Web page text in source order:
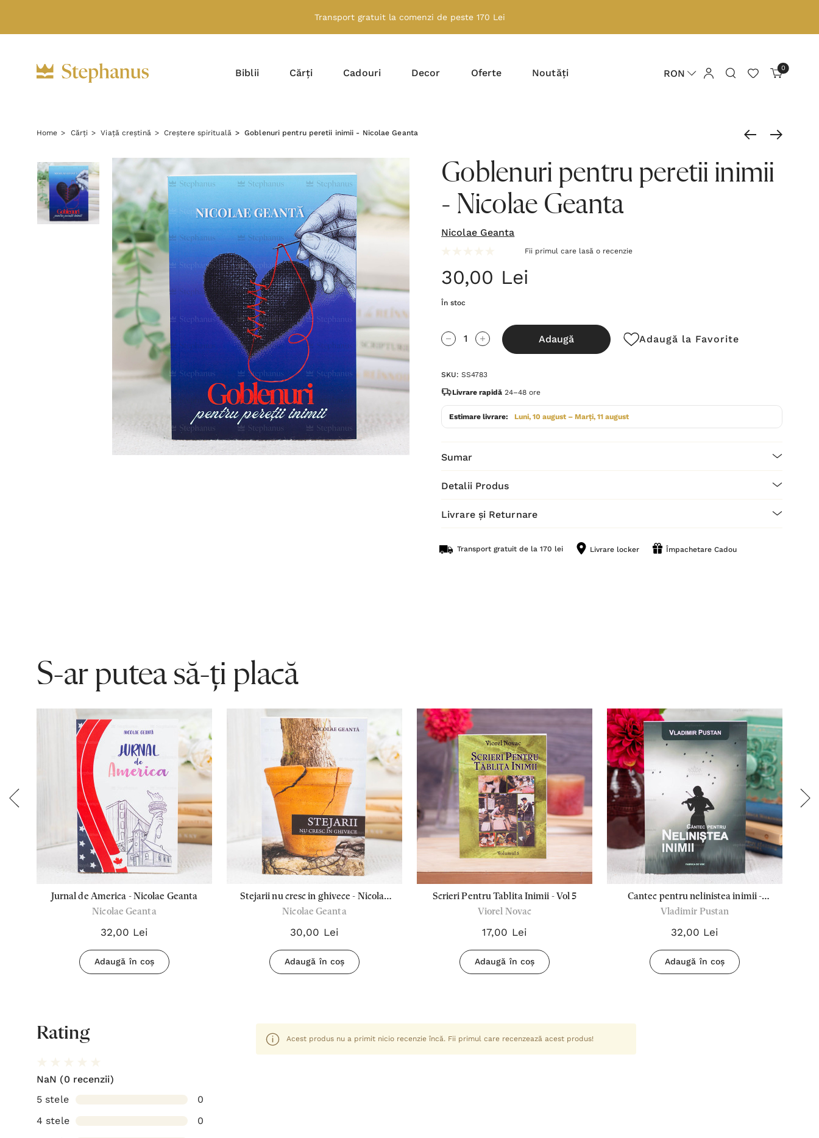
Transport gratuit la comenzi de peste 170 Lei
Biblii Cărți Cadouri Decor Oferte Noutăți RON 0
Home Cărți Viață creștină Creștere spirituală Goblenuri pentru peretii inimii - Nicolae Geanta
Goblenuri pentru peretii inimii
- Nicolae Geanta
Nicolae Geanta
Fii primul care lasă o recenzie
30,00 Lei
În stoc
Grăbește-
te!
curent
este:
Cantitate scăzută:Cantitate Crescută:
Adaugă Adaugă la Favorite
SKU: SS4783
Livrare rapidă 24–48 ore
Estimare livrare: Luni, 10 august – Marți, 11 august
Sumar
Detalii Produs
Livrare și Returnare
Transport gratuit de la 170 lei Livrare locker Împachetare Cadou
S-ar putea să-ți placă
Jurnal de America - Nicolae Geanta
Nicolae Geanta
32,00 Lei
Adaugă în coș
Stejarii nu cresc in ghivece - Nicolae
Geanta
Nicolae Geanta
30,00 Lei
Adaugă în coș
Scrieri Pentru Tablita Inimii - Vol 5
Viorel Novac
17,00 Lei
Adaugă în coș
Cantec pentru nelinistea inimii -
Vladimir Pustan
Vladimir Pustan
32,00 Lei
Adaugă în coș
Rating
NaN (0 recenzii)
5 stele
0
4 stele
0
Acest produs nu a primit nicio recenzie încă. Fii primul care recenzează acest produs!